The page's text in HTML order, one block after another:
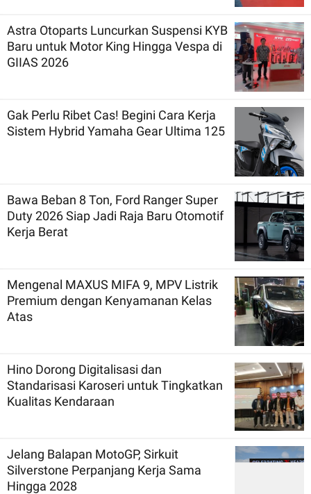
Astra Otoparts Luncurkan Suspensi KYB
Baru untuk Motor King Hingga Vespa di
GIIAS 2026
Gak Perlu Ribet Cas! Begini Cara Kerja
Sistem Hybrid Yamaha Gear Ultima 125
Bawa Beban 8 Ton, Ford Ranger Super
Duty 2026 Siap Jadi Raja Baru Otomotif
Kerja Berat
Mengenal MAXUS MIFA 9, MPV Listrik
Premium dengan Kenyamanan Kelas
Atas
Hino Dorong Digitalisasi dan
Standarisasi Karoseri untuk Tingkatkan
Kualitas Kendaraan
Jelang Balapan MotoGP, Sirkuit
Silverstone Perpanjang Kerja Sama
Hingga 2028